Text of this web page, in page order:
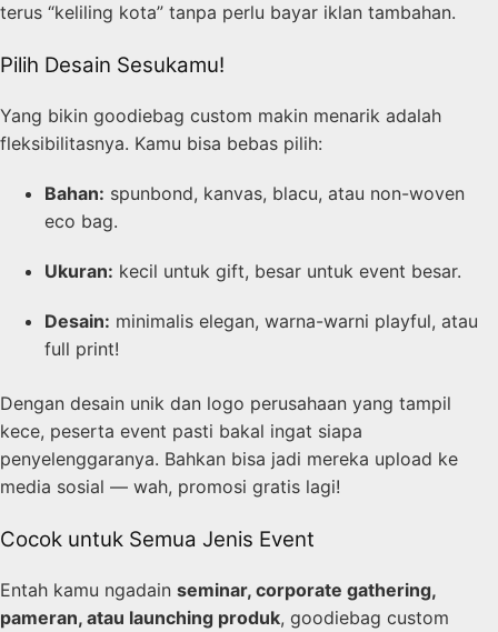
terus “keliling kota” tanpa perlu bayar iklan tambahan.
Pilih Desain Sesukamu!
Yang bikin goodiebag custom makin menarik adalah
fleksibilitasnya. Kamu bisa bebas pilih:
Bahan: spunbond, kanvas, blacu, atau non-woven
eco bag.
Ukuran: kecil untuk gift, besar untuk event besar.
Desain: minimalis elegan, warna-warni playful, atau
full print!
Dengan desain unik dan logo perusahaan yang tampil
kece, peserta event pasti bakal ingat siapa
penyelenggaranya. Bahkan bisa jadi mereka upload ke
media sosial — wah, promosi gratis lagi!
Cocok untuk Semua Jenis Event
Entah kamu ngadain seminar, corporate gathering,
pameran, atau launching produk, goodiebag custom